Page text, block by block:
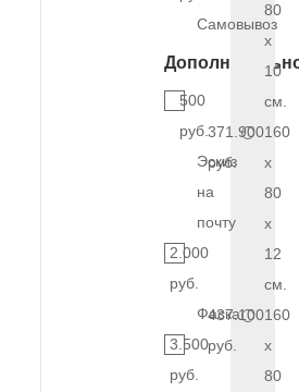
Самовывоз
500
руб.
Эскиз
на
почту
2.000
руб.
Фаска
3.500
руб.
80
x
10
см.
371.900
руб.
160
x
80
x
12
см.
437.100
руб.
160
x
80